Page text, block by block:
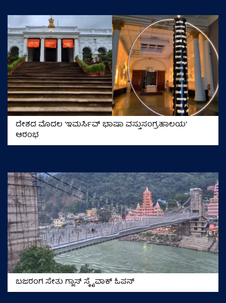
ದೇಶದ ಮೊದಲ ‘ಇಮರ್ಸಿವ್ ಭಾಷಾ ವಸ್ತುಸಂಗ್ರಹಾಲಯ’
ಆರಂಭ
ಬಜರಂಗ ಸೇತು ಗ್ಲಾಸ್ ಸ್ಕೈವಾಕ್ ಓಪನ್‌